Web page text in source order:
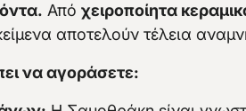
Από χειροποίητα
αποτελούν τέλεια
να αγοράσετε: